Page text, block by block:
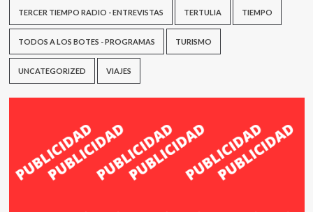
TERCER TIEMPO RADIO - ENTREVISTAS TERTULIA TIEMPO
TODOS A LOS BOTES - PROGRAMAS TURISMO
UNCATEGORIZED VIAJES